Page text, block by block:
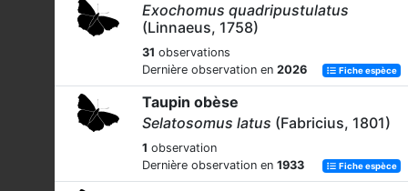
Exochomus quadripustulatus
(Linnaeus, 1758)
31 observations
Dernière observation en 2026 Fiche espèce
Taupin obèse
Selatosomus latus (Fabricius, 1801)
1 observation
Dernière observation en 1933 Fiche espèce